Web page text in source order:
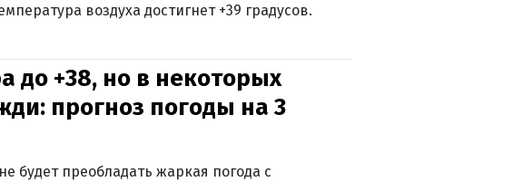
воздуха достигнет +39 градусов.
до +38, но в некоторых
прогноз погоды на 3
будет преобладать жаркая погода с